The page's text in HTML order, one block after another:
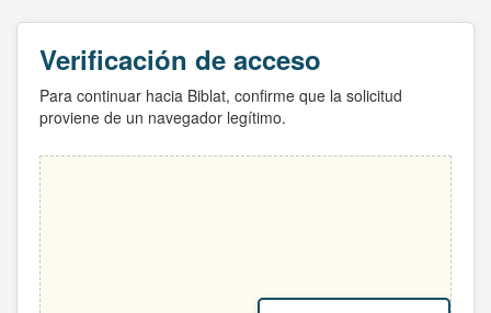
Verificación de acceso
Para continuar hacia Biblat, confirme que la solicitud
proviene de un navegador legítimo.